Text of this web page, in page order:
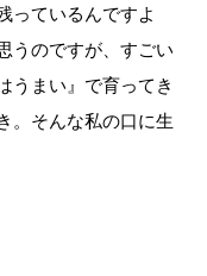
っているんですよ
うのですが、すごい
うまい』で育ってき
。そんな私の口に生